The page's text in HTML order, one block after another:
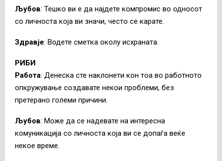
Љубов: Тешко ви е да најдете компромис во односот
со личноста која ви значи, често се карате.
Здравје: Водете сметка околу исхраната.
РИБИ
Работа: Денеска сте наклонети кон тоа во работното
опкружување создавате некои проблеми, без
претерано големи причини.
Љубов: Може да се надевате на интересна
комуникација со личноста која ви се допаѓа веќе
некое време.